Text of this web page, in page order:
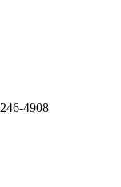
4908